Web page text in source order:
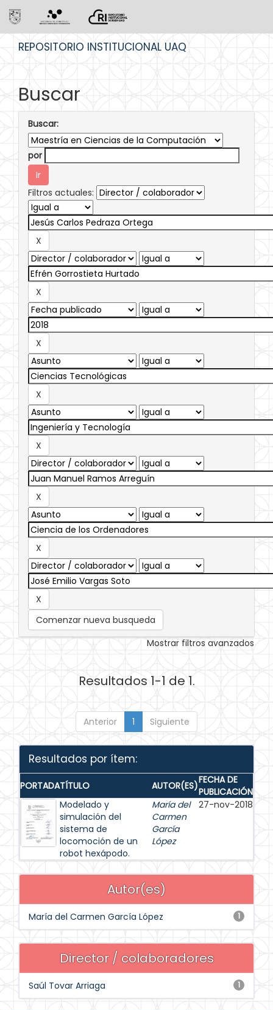
REPOSITORIO INSTITUCIONAL UAQ
Buscar
Buscar:
por
Filtros actuales:
Comenzar nueva busqueda
Mostrar filtros avanzados
Resultados 1-1 de 1.
Anterior 1 Siguiente
Resultados por ítem:
PORTADATÍTULO AUTOR(ES)FECHA DE
PUBLICACIÓN
Modelado y
simulación del
sistema de
locomoción de un
robot hexápodo.
María del
Carmen
García
López
27-nov-2018
Autor(es)
1
María del Carmen García López
Director / colaboradores
1
Saúl Tovar Arriaga